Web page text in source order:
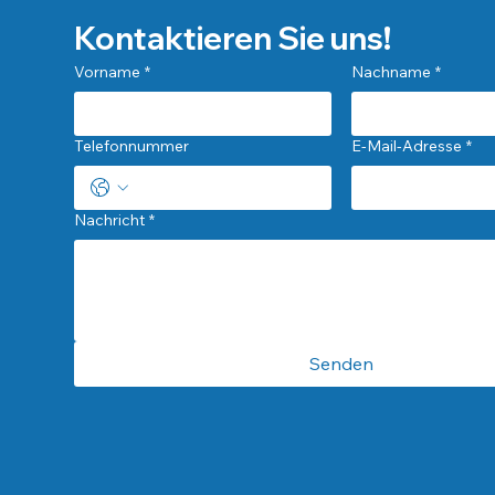
Kontaktieren Sie uns!
Vorname * Nachname *
Telefonnummer E-Mail-Adresse *
Nachricht *
Senden